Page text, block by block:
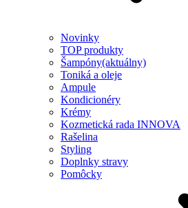
Novinky
TOP produkty
Šampóny(aktuálny)
Toniká a oleje
Ampule
Kondicionéry
Krémy
Kozmetická rada INNOVA
Rašelina
Styling
Doplnky stravy
Pomôcky